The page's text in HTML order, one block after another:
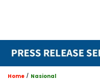
Home / Nasional